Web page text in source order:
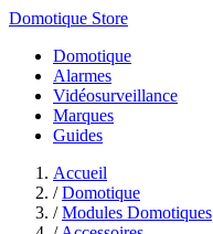
Domotique Store
Domotique
Alarmes
Vidéosurveillance
Marques
Guides
Accueil
/ Domotique
/ Modules Domotiques